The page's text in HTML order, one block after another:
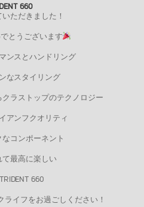
660
ただきました！
とうございます
ンスとハンドリング
なスタイリング
ラストップのテクノロジー
アンフクオリティ
コンポーネント
て最高に楽しい
660
ライフをお過ごしください！